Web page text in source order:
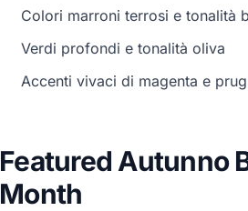
Colori marroni terrosi e tonalità
Verdi profondi e tonalità oliva
Accenti vivaci di magenta e
Featured Autunno
Month